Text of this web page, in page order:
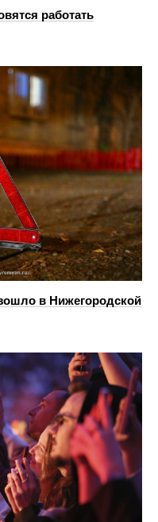
работать
в Нижегородской